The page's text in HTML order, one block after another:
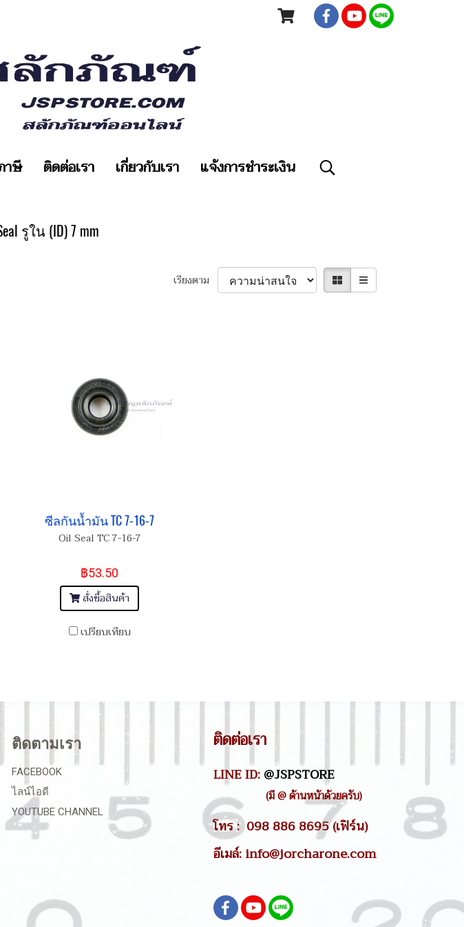
าษี ติดต่อเรา เกี่ยวกับเรา แจ้งการชำระเงิน
รูใน (ID) 7 mm
เรียงตาม
ซีลกันน้ำมัน TC 7-16-7
Oil Seal TC 7-16-7
฿53.50
สั่งซื้อสินค้า
เปรียบเทียบ
ติดตามเรา
FACEBOOK
ไลน์ไอดี
YOUTUBE CHANNEL
ติดต่อเรา
LINE ID:@JSPSTORE
(มี @ ด้านหน้าด้วยครับ)
โทร : 098 886 8695 (เฟิร์น)
อีเมล์: info@jorcharone.com